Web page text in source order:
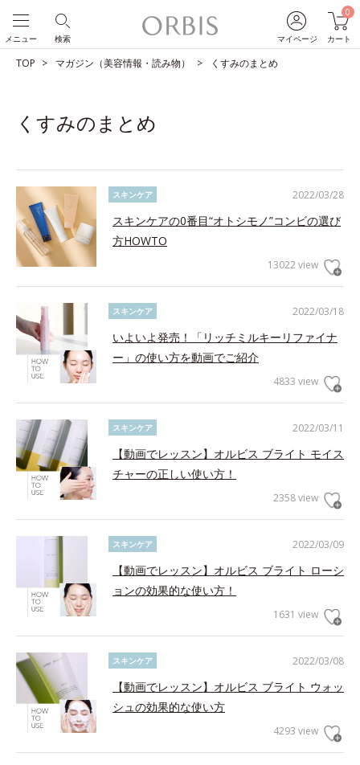
マイページ
0
カート
検索
メニュー
TOP マガジン（美容情報・読み物） くすみのまとめ
くすみのまとめ
2022/03/28
スキンケア
スキンケアの0番目“オトシモノ”コンビの選び
方HOWTO
13022 view
2022/03/18
スキンケア
いよいよ発売！「リッチミルキーリファイナ
ー」の使い方を動画でご紹介
4833 view
2022/03/11
スキンケア
【動画でレッスン】オルビス ブライト モイス
チャーの正しい使い方！
2358 view
2022/03/09
スキンケア
【動画でレッスン】オルビス ブライト ローシ
ョンの効果的な使い方！
1631 view
2022/03/08
スキンケア
【動画でレッスン】オルビス ブライト ウォッ
シュの効果的な使い方
4293 view